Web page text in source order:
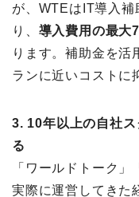
が、WTEはIT導入補
り、 導入費用の最大
ります。補助金を活
ランに近いコストに
3. 10年以上の自社
る
「ワールドトーク
実際に運営してきた